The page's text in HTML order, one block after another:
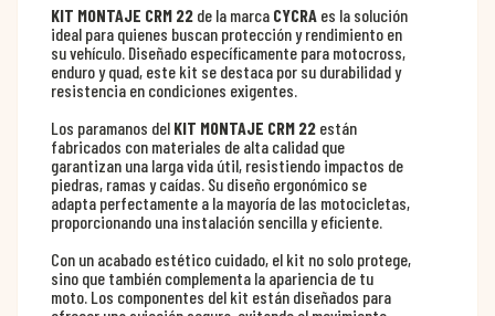
KIT MONTAJE CRM 22 de la marca CYCRA es la solución
ideal para quienes buscan protección y rendimiento en
su vehículo. Diseñado específicamente para motocross,
enduro y quad, este kit se destaca por su durabilidad y
resistencia en condiciones exigentes.
Los paramanos del KIT MONTAJE CRM 22 están
fabricados con materiales de alta calidad que
garantizan una larga vida útil, resistiendo impactos de
piedras, ramas y caídas. Su diseño ergonómico se
adapta perfectamente a la mayoría de las motocicletas,
proporcionando una instalación sencilla y eficiente.
Con un acabado estético cuidado, el kit no solo protege,
sino que también complementa la apariencia de tu
moto. Los componentes del kit están diseñados para